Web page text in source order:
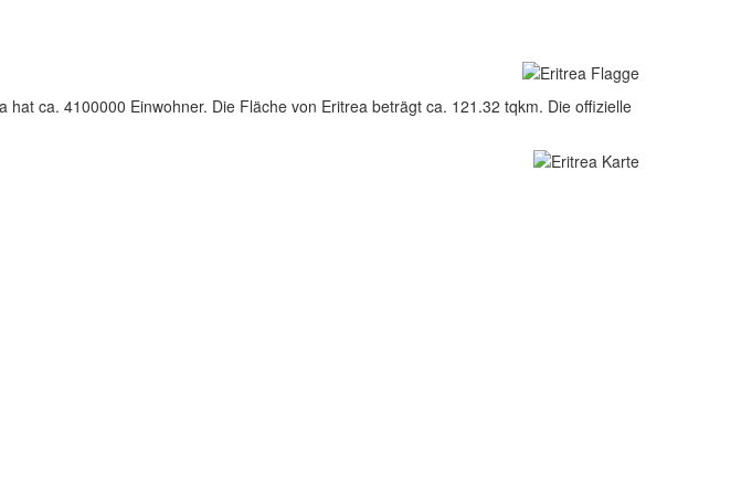
ca. 4100000 Einwohner. Die Fläche von Eritrea beträgt ca. 121.32 tqkm. Die offizielle